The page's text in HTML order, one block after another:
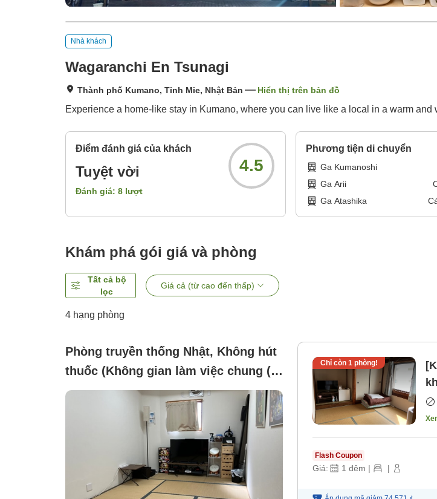
Nhà khách
Wagaranchi En Tsunagi
Thành phố Kumano, Tỉnh Mie, Nhật Bản Hiển thị trên bản đồ
Experience a home-like stay in Kumano, where you can live like a local in a warm and
Điểm đánh giá của khách
Tuyệt vời
Đánh giá: 8 lượt
4.5
Phương tiện di chuyển
Ga Kumanoshi
Ga Arii
Ga Atashika
Khám phá gói giá và phòng
Tất cả bộ
lọc
Giá cả (từ cao đến thấp)
4 hạng phòng
Phòng truyền thống Nhật, Không hút
thuốc (Không gian làm việc chung (1
người sử dụng) không hút thuốc)
Chỉ còn 1phòng!
Flash Coupon
Giá: 1 đêm | |